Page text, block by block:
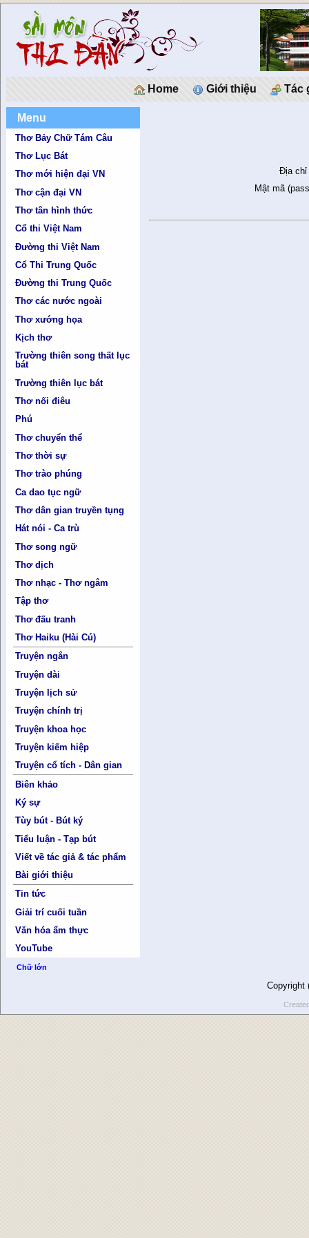
Home Giới thiệu Tác
Menu
Thơ Bảy Chữ Tám Câu
Thơ Lục Bát
Thơ mới hiện đại VN
Thơ cận đại VN
Thơ tân hình thức
Cổ thi Việt Nam
Đường thi Việt Nam
Cổ Thi Trung Quốc
Đường thi Trung Quốc
Thơ các nước ngoài
Thơ xướng họa
Kịch thơ
Trường thiên song thất lục
bát
Trường thiên lục bát
Thơ nối điêu
Phú
Thơ chuyển thể
Thơ thời sự
Thơ trào phúng
Ca dao tục ngữ
Thơ dân gian truyền tụng
Hát nói - Ca trù
Thơ song ngữ
Thơ dịch
Thơ nhạc - Thơ ngâm
Tập thơ
Thơ đấu tranh
Thơ Haiku (Hài Cú)
Truyện ngắn
Truyện dài
Truyện lịch sử
Truyện chính trị
Truyện khoa học
Truyện kiếm hiệp
Truyện cổ tích - Dân gian
Biên khảo
Ký sự
Tùy bút - Bút ký
Tiểu luận - Tạp bút
Viết về tác giả & tác phẩm
Bài giới thiệu
Tin tức
Giải trí cuối tuần
Văn hóa ẩm thực
YouTube
Chữ lớn
Địa chỉ
Mật mã
Copyright